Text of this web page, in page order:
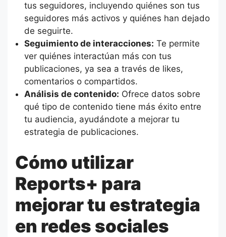
tus seguidores, incluyendo quiénes son tus
seguidores más activos y quiénes han dejado
de seguirte.
Seguimiento de interacciones: Te permite
ver quiénes interactúan más con tus
publicaciones, ya sea a través de likes,
comentarios o compartidos.
Análisis de contenido: Ofrece datos sobre
qué tipo de contenido tiene más éxito entre
tu audiencia, ayudándote a mejorar tu
estrategia de publicaciones.
Cómo utilizar
Reports+ para
mejorar tu estrategia
en redes sociales